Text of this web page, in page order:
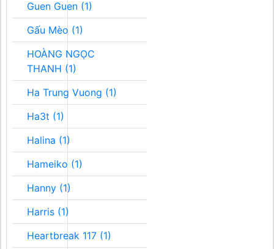
Guen Guen (1)
Gấu Mèo (1)
HOÀNG NGỌC
THANH (1)
Ha Trung Vuong (1)
Ha3t (1)
Halina (1)
Hameiko (1)
Hanny (1)
Harris (1)
Heartbreak 117 (1)